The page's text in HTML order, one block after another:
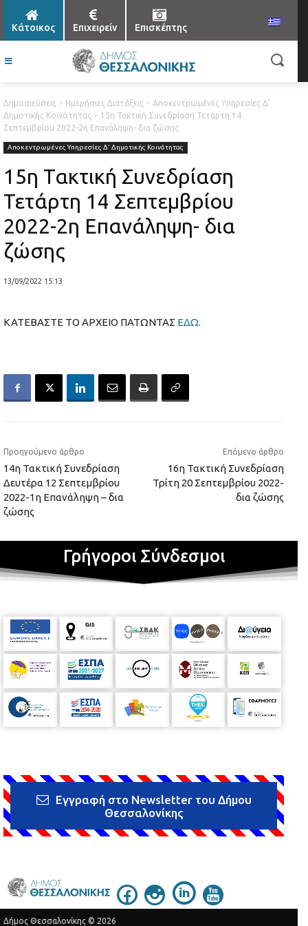
Κάτοικος Επιχειρείν Επισκέπτης
Δημοσιεύσεις Ημερήσιες Διατάξεις
Αποκεντρωμένες Υπηρεσίες Δ'
Δημοτικής Κοινότητας
15η Τακτική Συνεδρίαση Τετάρτη 14
Σεπτεμβρίου 2022-2η Επανάληψη- δια ζώσης
Αποκεντρωμένες Υπηρεσίες Δ' Δημοτικής Κοινότητας
15η Τακτική Συνεδρίαση
Τετάρτη 14 Σεπτεμβρίου
2022-2η Επανάληψη- δια
ζώσης
13/09/2022 15:13
ΚΑΤΕΒΑΣΤΕ ΤΟ ΑΡΧΕΙΟ ΠΑΤΩΝΤΑΣ ΕΔΩ.
Προηγούμενο άρθρο
14η Τακτική Συνεδρίαση
Δευτέρα 12 Σεπτεμβρίου
2022-1η Επανάληψη – δια
ζώσης
Επόμενο άρθρο
16η Τακτική Συνεδρίαση
Τρίτη 20 Σεπτεμβρίου 2022-
δια ζώσης
Γρήγοροι Σύνδεσμοι
Εγγραφή στο Newsletter του Δήμου
Θεσσαλονίκης
Δήμος Θεσσαλονίκης © 2026